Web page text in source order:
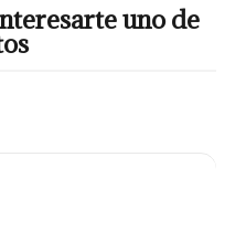
uno de